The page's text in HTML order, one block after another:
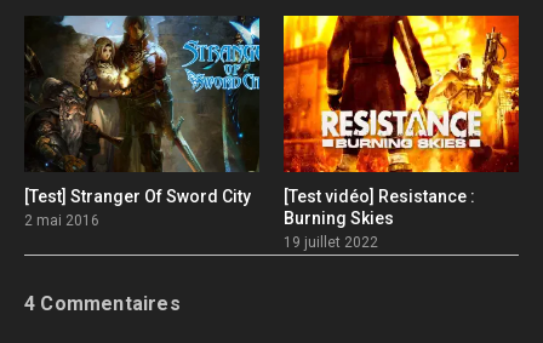
[Test] Stranger Of Sword City
2 mai 2016
[Test vidéo] Resistance :
Burning Skies
19 juillet 2022
4 Commentaires